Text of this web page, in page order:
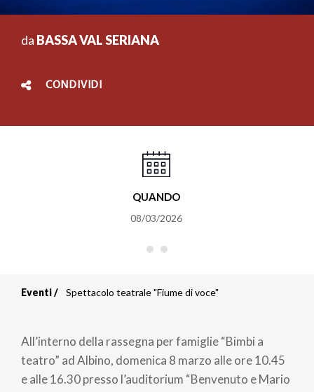
da BASSA VAL SERIANA
CONDIVIDI
QUANDO
08/03/2026
di
pane
Eventi Spettacolo teatrale "Fiume di voce"
All’interno della rassegna per famiglie “Bimbi a
teatro” ad Albino, domenica 8 marzo alle ore 10.45
e alle 16.30 presso l’auditorium “Benvenuto e Mario